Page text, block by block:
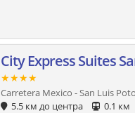
City Express Suites
★★★★
Carretera Mexico - San Luis
5.5 км до центра
0.1 км